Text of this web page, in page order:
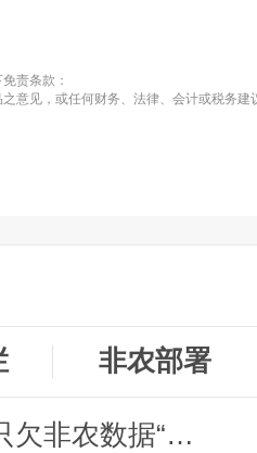
责条款：
意见，或任何财务、法律、会计或税务建
非农部署
领峰金评：万事俱备 黄金只欠非农数据“东风”